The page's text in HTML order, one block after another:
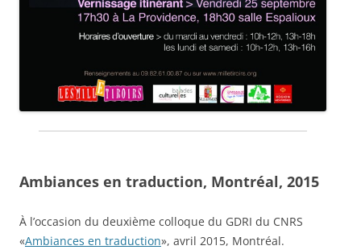
Ambiances en traduction, Montréal, 2015
À l’occasion du deuxième colloque du GDRI du CNRS
«Ambiances en traduction», avril 2015, Montréal.